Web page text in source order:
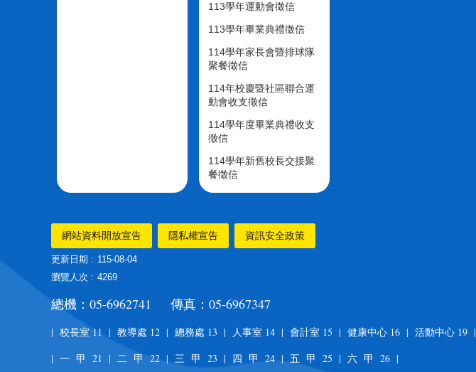
113學年運動會徵信
113學年畢業典禮徵信
114學年家長會暨排球隊
聚餐徵信
114年校慶暨社區聯合運
動會收支徵信
114學年度畢業典禮收支
徵信
114學年新舊校長交接聚
餐徵信
網站資料開放宣告 隱私權宣告 資訊安全政策
更新日期
115-08-04
瀏覽人次
4269
總機：05-6962741 傳真：05-6967347
| 校長室 11 | 教導處 12 | 總務處 13 | 人事室 14 | 會計室 15 | 健康中心 16 | 活動中心 19 |
| 一 甲 21 | 二 甲 22 | 三 甲 23 | 四 甲 24 | 五 甲 25 | 六 甲 26 |